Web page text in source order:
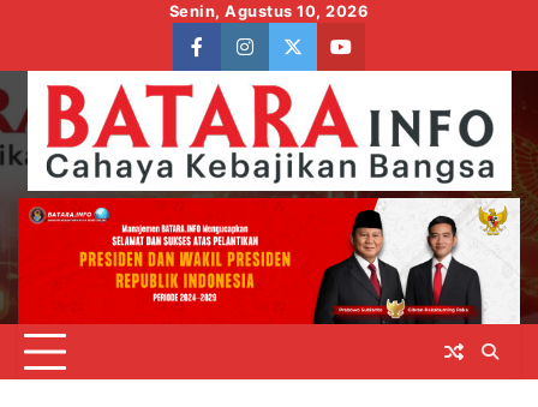
content
Senin, Agustus 10, 2026
facebookinstagram
twitteryoutube